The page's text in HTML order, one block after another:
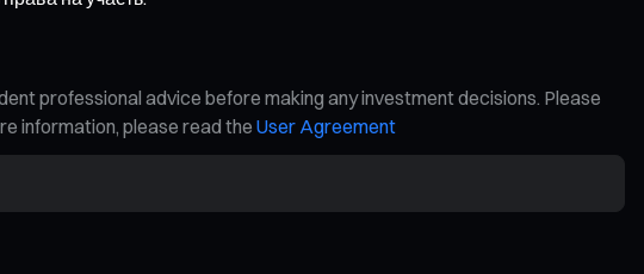
professional advice before making any investment decisions. Please
information, please read the User Agreement